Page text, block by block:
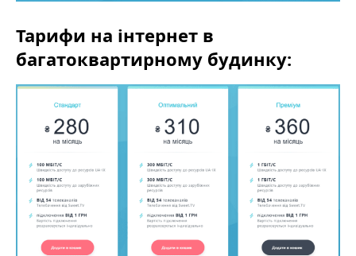
Тарифи на інтернет в
багатоквартирному будинку: